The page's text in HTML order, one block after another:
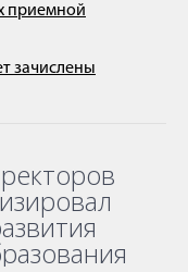
приемной
зачислены